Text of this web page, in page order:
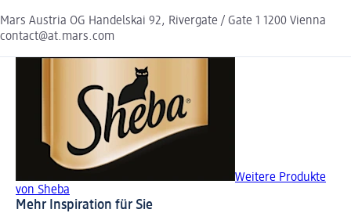
Mars Austria OG Handelskai 92, Rivergate / Gate 1 1200 Vienna
contact@at.mars.com
Weitere Produkte
von Sheba
Mehr Inspiration für Sie